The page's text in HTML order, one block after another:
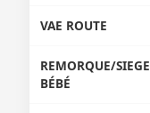
VAE ROUTE
REMORQUE/SIEGE
BÉBÉ